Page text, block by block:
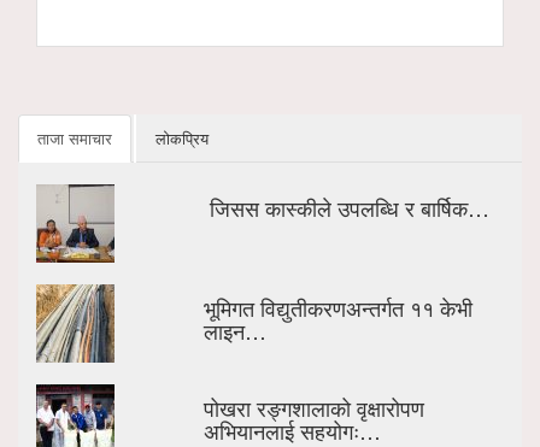
ताजा समाचार लोकप्रिय
जिसस कास्कीले उपलब्धि र बार्षिक…
भूमिगत विद्युतीकरणअन्तर्गत ११ केभी
लाइन…
पोखरा रङ्गशालाको वृक्षारोपण
अभियानलाई सहयोगः…